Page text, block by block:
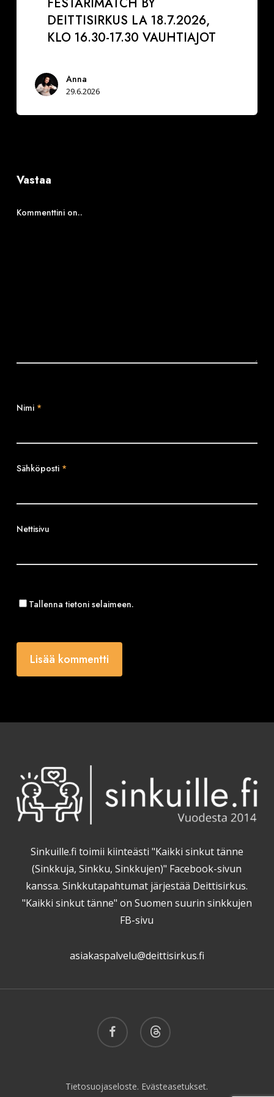
FESTARIMATCH BY
DEITTISIRKUS LA 18.7.2026,
KLO 16.30-17.30 VAUHTIAJOT
Anna
29.6.2026
Vastaa
Kommenttini on..
Nimi *
Sähköposti *
Nettisivu
Tallenna tietoni selaimeen.
Sinkuille.fi toimii kiinteästi "Kaikki sinkut tänne
(Sinkkuja, Sinkku, Sinkkujen)" Facebook-sivun
kanssa. Sinkkutapahtumat järjestää Deittisirkus.
"Kaikki sinkut tänne" on Suomen suurin sinkkujen
FB-sivu
asiakaspalvelu@deittisirkus.fi
facebook threads
Tietosuojaseloste. Evästeasetukset.